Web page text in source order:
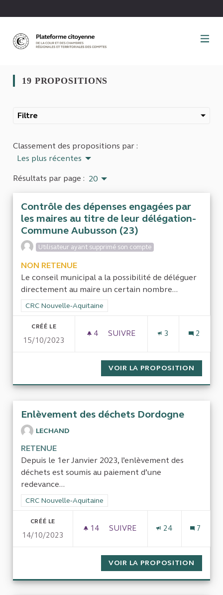
19 PROPOSITIONS
Filtre
Classement des propositions par :
Les plus récentes
Résultats par page : 20
Contrôle des dépenses engagées par
les maires au titre de leur délégation-
Commune Aubusson (23)
Utilisateur ayant supprimé son compte
NON RETENUE
Le conseil municipal a la possibilité de déléguer
directement au maire un certain nombre...
Filtrer les résultats de la catégorie : CRC Nouvelle-Aquitaine
CRC Nouvelle-Aquitaine
CRÉÉ LE
15/10/2023
4 4 ABONNÉS
SUIVRE
3 2
VOIR LA PROPOSITION
Enlèvement des déchets Dordogne
LECHAND
RETENUE
Depuis le 1er Janvier 2023, l’enlèvement des
déchets est soumis au paiement d’une
redevance...
Filtrer les résultats de la catégorie : CRC Nouvelle-Aquitaine
CRC Nouvelle-Aquitaine
CRÉÉ LE
14/10/2023
14 14 ABONNÉS
SUIVRE
24 7
VOIR LA PROPOSITION